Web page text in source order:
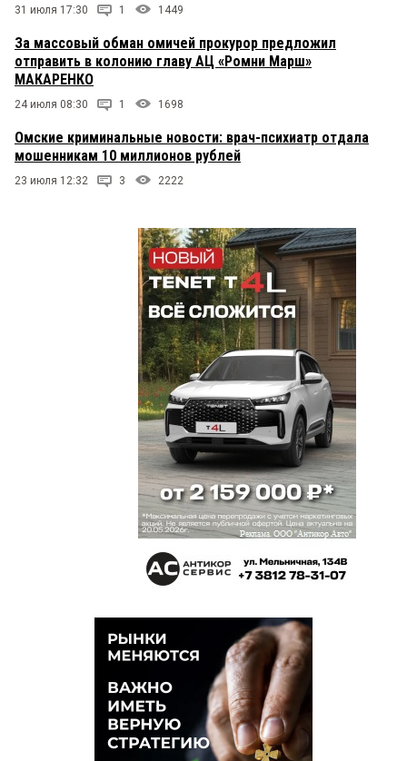
31 июля 17:30 1 1449
За массовый обман омичей прокурор предложил
отправить в колонию главу АЦ «Ромни Марш»
МАКАРЕНКО
24 июля 08:30 1 1698
Омские криминальные новости: врач-психиатр отдала
мошенникам 10 миллионов рублей
23 июля 12:32 3 2222